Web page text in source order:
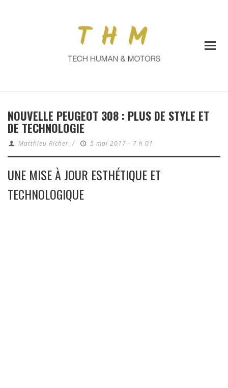
NOUVELLE PEUGEOT 308 : PLUS DE STYLE ET
DE TECHNOLOGIE
Matthieu Richer / 5 mai 2017 - 7 h 01
UNE MISE À JOUR ESTHÉTIQUE ET
TECHNOLOGIQUE